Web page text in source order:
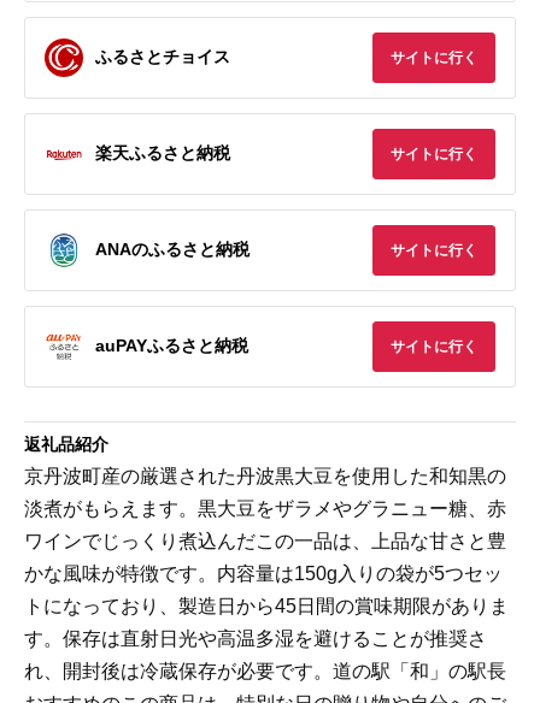
ふるさとチョイス サイトに行く
楽天ふるさと納税 サイトに行く
ANAのふるさと納税 サイトに行く
auPAYふるさと納税 サイトに行く
返礼品紹介
京丹波町産の厳選された丹波黒大豆を使用した和知黒の
淡煮がもらえます。黒大豆をザラメやグラニュー糖、赤
ワインでじっくり煮込んだこの一品は、上品な甘さと豊
かな風味が特徴です。内容量は150g入りの袋が5つセッ
トになっており、製造日から45日間の賞味期限がありま
す。保存は直射日光や高温多湿を避けることが推奨さ
れ、開封後は冷蔵保存が必要です。道の駅「和」の駅長